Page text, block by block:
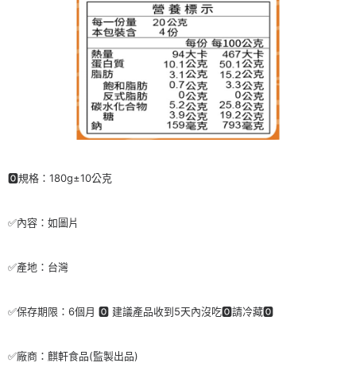
易，需依本服務之必要範圍內提供個人資料，並將交易相關給付款項請求債
權轉讓予恩沛科技股份有限公司。
２．關於個人資料處理事宜，請瀏覽以下網址：
https://aftee.tw/terms/#terms3
３．未成年的使用者請事先徵得法定代理人或監護人之同意方可使用
「AFTEE先享後付」，若未經同意申辦者引起之損失，本公司不負相關責
４．使用「AFTEE先享後付」時，將依據個別帳號之用戶狀況，依本公司即
時審查核予不同之上限額度；若仍有額度不足之情形，本公司將視審查結果
請求用戶進行身份認證。
🅾規格：180g±10公克
✅內容：如圖片
✅產地：台灣
✅保存期限：6個月 🅾 建議產品收到5天內沒吃🅾請冷藏🅾
✅廠商：麒軒食品(監製出品)